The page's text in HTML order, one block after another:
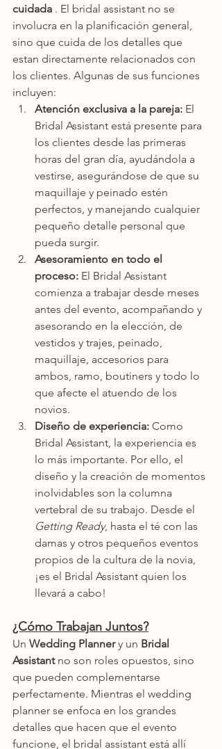
cuidada . El bridal assistant no se
involucra en la planificación general,
sino que cuida de los detalles que
estan directamente relacionados con
los clientes. Algunas de sus funciones
incluyen:
Atención exclusiva a la pareja: El
Bridal Assistant está presente para
los clientes desde las primeras
horas del gran día, ayudándola a
vestirse, asegurándose de que su
maquillaje y peinado estén
perfectos, y manejando cualquier
pequeño detalle personal que
pueda surgir.
Asesoramiento en todo el
proceso: El Bridal Assistant
comienza a trabajar desde meses
antes del evento, acompañando y
asesorando en la elección, de
vestidos y trajes, peinado,
maquillaje, accesorios para
ambos, ramo, boutiners y todo lo
que afecte el atuendo de los
novios.
Diseño de experiencia: Como
Bridal Assistant, la experiencia es
lo más importante. Por ello, el
diseño y la creación de momentos
inolvidables son la columna
vertebral de su trabajo. Desde el
Getting Ready, hasta el té con las
damas y otros pequeños eventos
propios de la cultura de la novia,
¡es el Bridal Assistant quien los
llevará a cabo!
¿Cómo Trabajan Juntos?
Un Wedding Planner y un Bridal
Assistant no son roles opuestos, sino
que pueden complementarse
perfectamente. Mientras el wedding
planner se enfoca en los grandes
detalles que hacen que el evento
funcione, el bridal assistant está allí